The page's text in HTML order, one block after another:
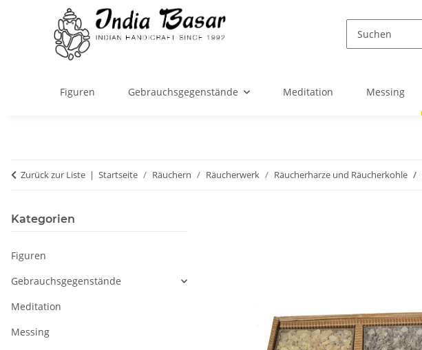
Figuren Gebrauchsgegenstände Meditation Messing
Zurück zur Liste Startseite Räuchern Räucherwerk Räucherharze und Räucherkohle
Kategorien
Figuren
Gebrauchsgegenstände
Meditation
Messing